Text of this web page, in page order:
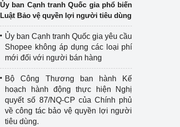
Ủy ban Cạnh tranh Quốc gia phổ biến
Luật Bảo vệ quyền lợi người tiêu dùng
Ủy ban Cạnh tranh Quốc gia yêu cầu
Shopee không áp dụng các loại phí
mới đối với người bán hàng
Bộ Công Thương ban hành Kế
hoạch hành động thực hiện Nghị
quyết số 87/NQ-CP của Chính phủ
về công tác bảo vệ quyền lợi người
tiêu dùng.